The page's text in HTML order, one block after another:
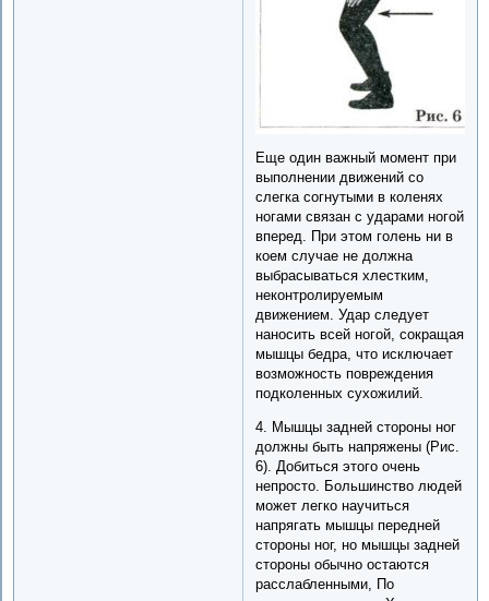
Еще один важный момент при
выполнении движений со
слегка согнутыми в коленях
ногами связан с ударами ногой
вперед. При этом голень ни в
коем случае не должна
выбрасываться хлестким,
неконтролируемым
движением. Удар следует
наносить всей ногой, сокращая
мышцы бедра, что исключает
возможность повреждения
подколенных сухожилий.
4. Мышцы задней стороны ног
должны быть напряжены (Рис.
6). Добиться этого очень
непросто. Большинство людей
может легко научиться
напрягать мышцы передней
стороны ног, но мышцы задней
стороны обычно остаются
расслабленными, По